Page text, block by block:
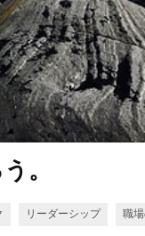
。
リーダーシップ 職